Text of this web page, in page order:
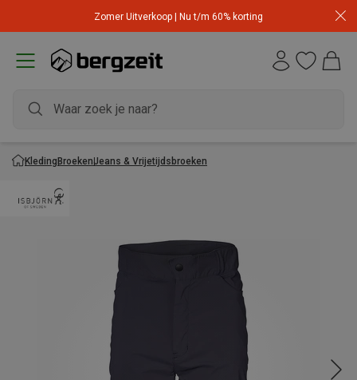
Zomer Uitverkoop | Nu t/m 60% korting
KledingBroekenJeans & Vrijetijdsbroeken